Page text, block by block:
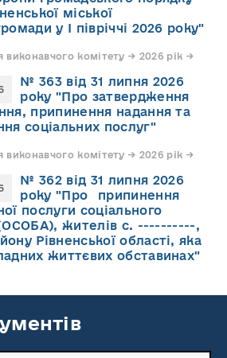
міської
у І півріччі 2026 року"
комітету → 2026 рік →
№ 363 від 31 липня 2026
року "Про затвердження
припинення надання та
соціальних послуг"
комітету → 2026 рік →
№ 362 від 31 липня 2026
року "Про припинення
послуги соціального
(ОСОБА), жителів с. ----------,
Рівненської області, яка
життєвих обставинах"